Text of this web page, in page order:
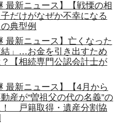
最新ニュース】【戦慄の相
だけがなぜか不幸になる
典型例
最新ニュース】亡くなった
」…お金を引き出すため
【相続専門公認会計士が
最新ニュース】【4月から
産が“曽祖父の代の名義”の
！ 戸籍取得・遺産分割協